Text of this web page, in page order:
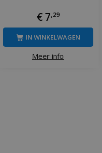
€ 7,29
Meer info
IN WINKELWAGEN